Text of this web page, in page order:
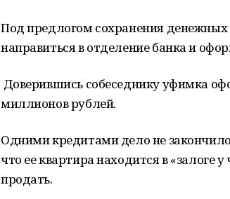
Под предлогом сохранения
направиться в отделение банка и
Доверившись собеседнику уфимка
миллионов рублей.
Одними кредитами дело не
что ее квартира находится в «залоге
продать.